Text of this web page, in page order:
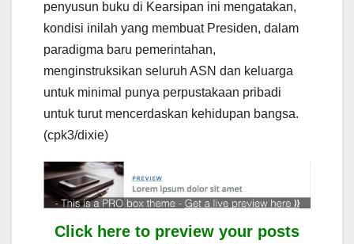
penyusun buku di Kearsipan ini mengatakan,
kondisi inilah yang membuat Presiden, dalam
paradigma baru pemerintahan,
menginstruksikan seluruh ASN dan keluarga
untuk minimal punya perpustakaan pribadi
untuk turut mencerdaskan kehidupan bangsa.
(cpk3/dixie)
Click here to preview your posts